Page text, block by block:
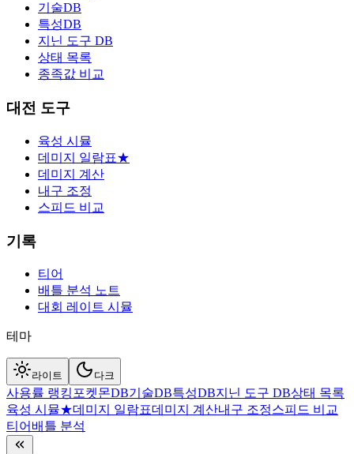
기술DB
특성DB
지닌 도구 DB
상태 목록
종족값 비교
대전 도구
육성 시뮬
데미지 일람표★
데미지 계산
내구 조정
스피드 비교
기록
티어
배틀 분석 노트
대회 레이트 시뮬
테마
라이트 다크
사용률 랭킹 포켓몬DB기술DB특성DB지닌 도구 DB상태 목록
육성 시뮬★데미지 일람표데미지 계산내구 조정스피드 비교
티어 배틀 분석